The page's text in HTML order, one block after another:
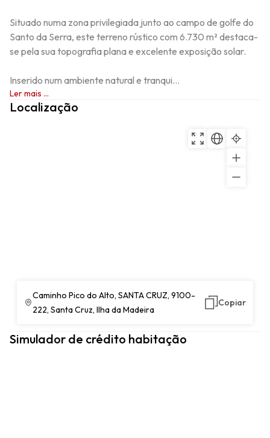
Situado numa zona privilegiada junto ao campo de golfe do
Santo da Serra, este terreno rústico com 6.730 m² destaca-
se pela sua topografia plana e excelente exposição solar.
Inserido num ambiente natural e tranqui...
Ler mais ...
Localização
Caminho Pico do Alto, SANTA CRUZ, 9100-
222, Santa Cruz, Ilha da Madeira
Copiar
Simulador de crédito habitação